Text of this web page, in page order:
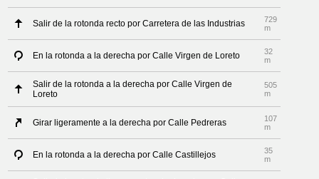
Salir de la rotonda recto por Carretera de las Industrias
729
m
En la rotonda a la derecha por Calle Virgen de Loreto
32
m
Salir de la rotonda a la derecha por Calle Virgen de
Loreto
505
m
Girar ligeramente a la derecha por Calle Pedreras
107
m
En la rotonda a la derecha por Calle Castillejos
35
m